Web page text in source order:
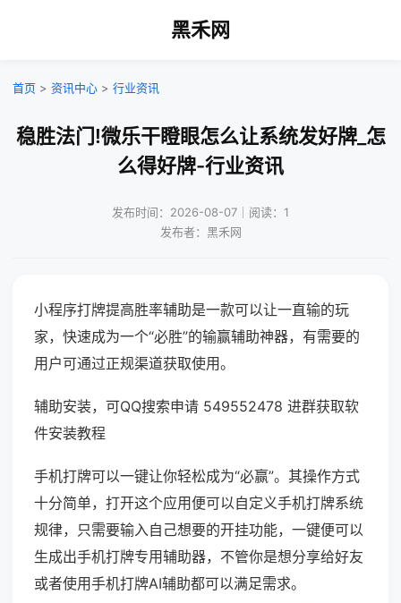
黑禾网
首页 > 资讯中心 > 行业资讯
稳胜法门!微乐干瞪眼怎么让系统发好牌_怎
么得好牌-行业资讯
发布时间：2026-08-07｜阅读：1
发布者：黑禾网
小程序打牌提高胜率辅助是一款可以让一直输的玩
家，快速成为一个“必胜”的输赢辅助神器，有需要的
用户可通过正规渠道获取使用。
辅助安装，可QQ搜索申请 549552478 进群获取软
件安装教程
手机打牌可以一键让你轻松成为“必赢”。其操作方式
十分简单，打开这个应用便可以自定义手机打牌系统
规律，只需要输入自己想要的开挂功能，一键便可以
生成出手机打牌专用辅助器，不管你是想分享给好友
或者使用手机打牌AI辅助都可以满足需求。